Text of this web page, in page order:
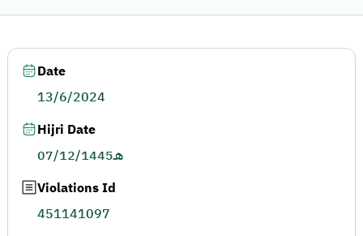
Date
13/6/2024
Hijri Date
07/12/1445هـ
Violations Id
451141097